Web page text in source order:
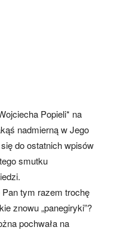
Popieli* na
nadmierną w Jego
do ostatnich wpisów
smutku
tym razem trochę
znowu „panegiryki”?
pochwała na